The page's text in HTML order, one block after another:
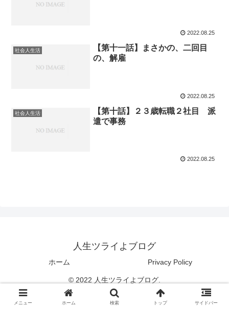
2022.08.25
社会人生活
【第十一話】まさかの、二回目
の、解雇
2022.08.25
社会人生活
【第十話】２３歳転職２社目 派
遣で事務
2022.08.25
人生ツライよブログ
ホーム Privacy Policy
© 2022 人生ツライよブログ.
メニュー ホーム 検索 トップ サイドバー